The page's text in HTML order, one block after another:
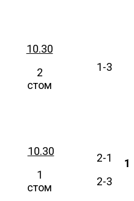
10.30
2
стом
1-3
10.30
1
стом
2-1
2-3